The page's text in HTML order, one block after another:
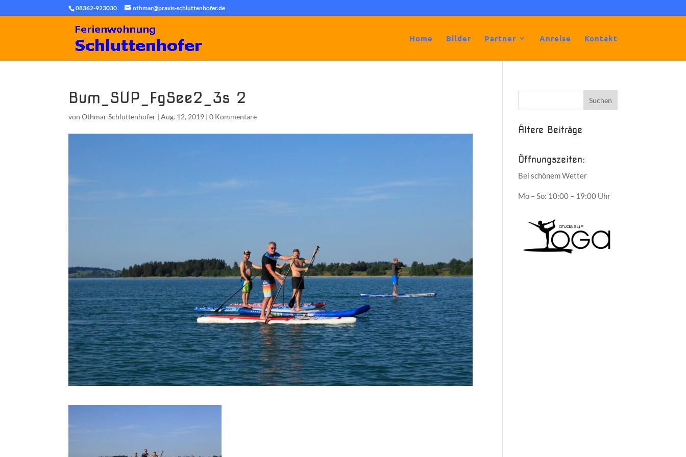
08362-923030 othmar@praxis-schluttenhofer.de
Home Bilder Partner Anreise Kontakt
Bum_SUP_FgSee2_3s 2
vonOthmar Schluttenhofer |Aug. 12, 2019 |0 Kommentare
Ältere Beiträge
Öffnungszeiten:
Bei schönem Wetter
Mo – So: 10:00 – 19:00 Uhr